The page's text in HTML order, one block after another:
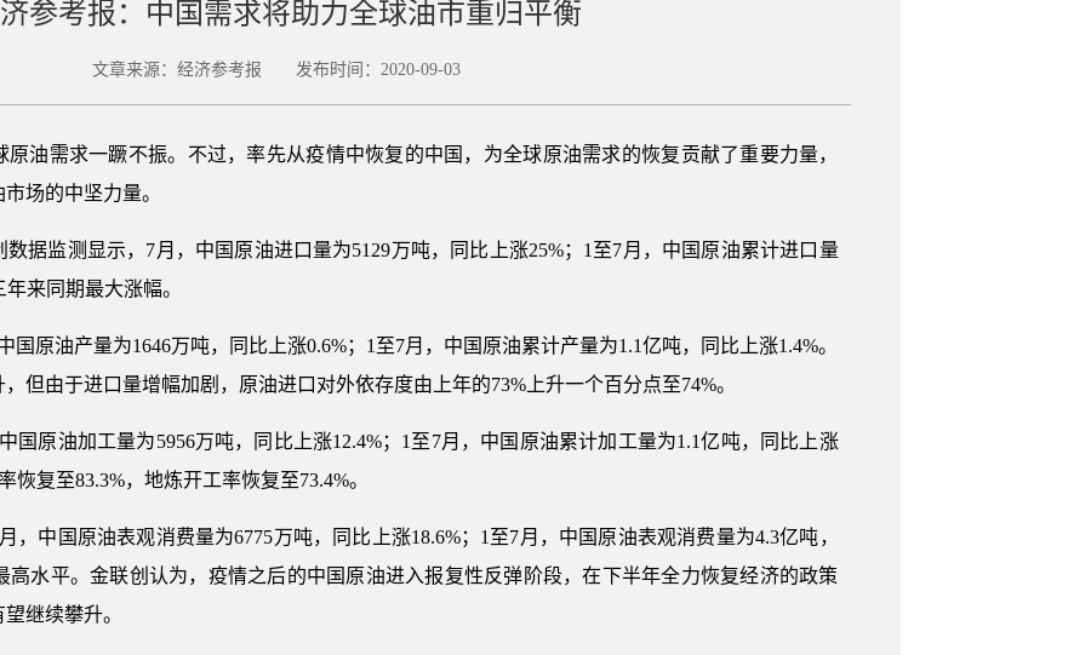
参考报：中国需求将助力全球油市重归平衡
文章来源：经济参考报 发布时间：2020-09-03
油需求一蹶不振。不过，率先从疫情中恢复的中国，为全球原油需求的恢复贡献了重要力量，
场的中坚力量。
据监测显示，7月，中国原油进口量为5129万吨，同比上涨25%；1至7月，中国原油累计进口量
来同期最大涨幅。
国原油产量为1646万吨，同比上涨0.6%；1至7月，中国原油累计产量为1.1亿吨，同比上涨1.4%。
但由于进口量增幅加剧，原油进口对外依存度由上年的73%上升一个百分点至74%。
国原油加工量为5956万吨，同比上涨12.4%；1至7月，中国原油累计加工量为1.1亿吨，同比上涨
恢复至83.3%，地炼开工率恢复至73.4%。
，中国原油表观消费量为6775万吨，同比上涨18.6%；1至7月，中国原油表观消费量为4.3亿吨，
高水平。金联创认为，疫情之后的中国原油进入报复性反弹阶段，在下半年全力恢复经济的政策
继续攀升。